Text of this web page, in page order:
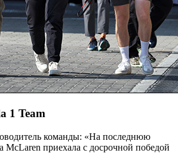
1 Team
команды: «На последнюю
McLaren приехала с досрочной победой